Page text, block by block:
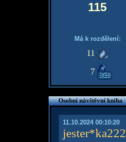
115
Má k rozdělení:
11
7
Osobní návštěvní kniha
11.10.2024 00:10:20
jester*ka222